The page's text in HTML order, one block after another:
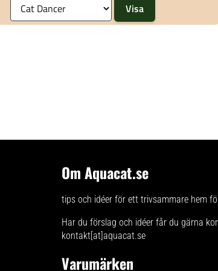
USA Total längd ca 90 cm Hänvisning: Ta ut leksaken ur
förpackningen och dra lite i den tills den har rätat ut
sig. Ingen leksak är helt oförstörbar. Kontrollera
Om Aquacat.se
tips och idéer för ett trivsammare hem
Har du förslag och idéer får du gärna
kontakt[at]aquacat.se
Varumärken